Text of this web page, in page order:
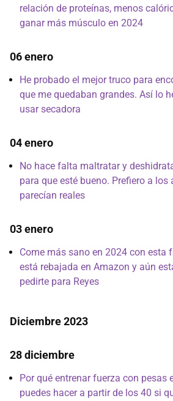
relación de proteínas, menos
ganar más músculo en 2024
06 enero
He probado el mejor truco para
que me quedaban grandes. Así lo
usar secadora
04 enero
No hace falta maltratar y
para que esté bueno. Prefiero a los
parecían reales
03 enero
Come más sano en 2024 con esta
está rebajada en Amazon y aún
pedirte para Reyes
Diciembre 2023
28 diciembre
Por qué entrenar fuerza con pesas
puedes hacer a partir de los 40 si